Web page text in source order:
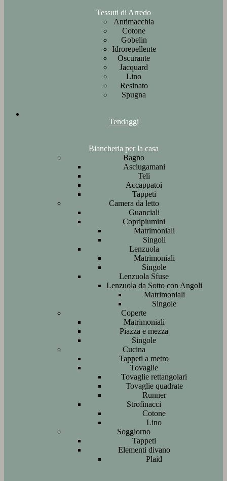
Tessuti di Arredo
Antimacchia
Cotone
Gobelin
Idrorepellente
Oscurante
Jacquard
Lino
Resinato
Spugna
Tendaggi
Biancheria per la casa
Bagno
Asciugamani
Teli
Accappatoi
Tappeti
Camera da letto
Guanciali
Copripiumini
Matrimoniali
Singoli
Lenzuola
Matrimoniali
Singole
Lenzuola Sfuse
Lenzuola da Sotto con Angoli
Matrimoniali
Singole
Coperte
Matrimoniali
Piazza e mezza
Singole
Cucina
Tappeti a metro
Tovaglie
Tovaglie rettangolari
Tovaglie quadrate
Runner
Strofinacci
Cotone
Lino
Soggiorno
Tappeti
Elementi divano
Plaid